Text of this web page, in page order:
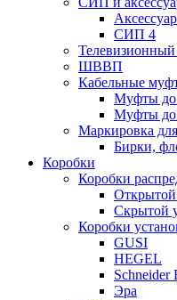
СИП 4
Телевизионный
ШВВП
Кабельные
Муфты до
Муфты
Маркировка
Бирки,
Коробки
Коробки
Открытой
Скрытой
Коробки
GUSI
HEGEL
Schneider
Эра